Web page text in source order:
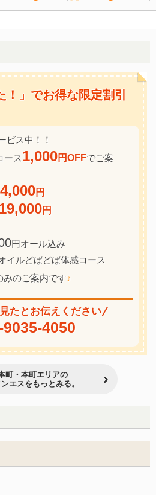
！」でお得な限定割引
ビス中！！
ース1,000円OFFでご案
円
19,000円
円オール込み
イルどばどば体感コース
みのご案内です♪
たとお伝えください
9035-4050
町・本町エリアの
エスをもっとみる。